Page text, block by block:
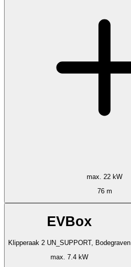
max. 22 kW
76 m
EVBox
Klipperaak 2 UN_SUPPORT, Bodegraven
max. 7.4 kW